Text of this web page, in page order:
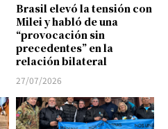
Brasil elevó la tensión con
Milei y habló de una
“provocación sin
precedentes” en la
relación bilateral
27/07/2026